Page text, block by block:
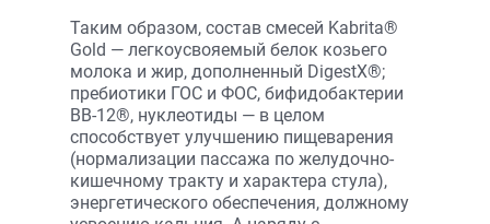
Таким образом, состав смесей Kabrita®
Gold — легкоусвояемый белок козьего
молока и жир, дополненный DigestX®;
пребиотики ГОС и ФОС, бифидобактерии
ВВ-12®, нуклеотиды — в целом
способствует улучшению пищеварения
(нормализации пассажа по желудочно-
кишечному тракту и характера стула),
энергетического обеспечения, должному